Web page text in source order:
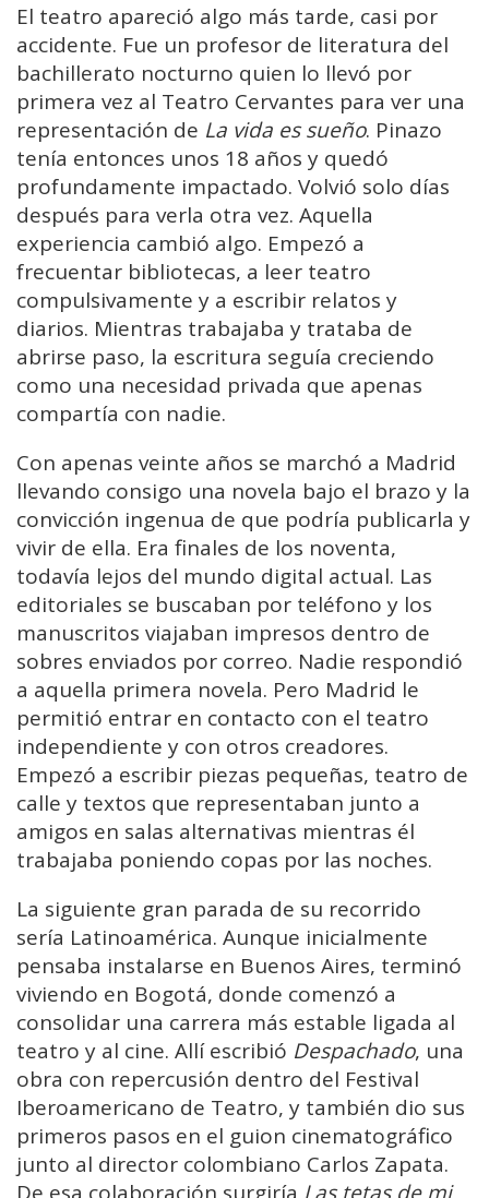
El teatro apareció algo más tarde, casi por
accidente. Fue un profesor de literatura del
bachillerato nocturno quien lo llevó por
primera vez al Teatro Cervantes para ver una
representación de La vida es sueño. Pinazo
tenía entonces unos 18 años y quedó
profundamente impactado. Volvió solo días
después para verla otra vez. Aquella
experiencia cambió algo. Empezó a
frecuentar bibliotecas, a leer teatro
compulsivamente y a escribir relatos y
diarios. Mientras trabajaba y trataba de
abrirse paso, la escritura seguía creciendo
como una necesidad privada que apenas
compartía con nadie.
Con apenas veinte años se marchó a Madrid
llevando consigo una novela bajo el brazo y la
convicción ingenua de que podría publicarla y
vivir de ella. Era finales de los noventa,
todavía lejos del mundo digital actual. Las
editoriales se buscaban por teléfono y los
manuscritos viajaban impresos dentro de
sobres enviados por correo. Nadie respondió
a aquella primera novela. Pero Madrid le
permitió entrar en contacto con el teatro
independiente y con otros creadores.
Empezó a escribir piezas pequeñas, teatro de
calle y textos que representaban junto a
amigos en salas alternativas mientras él
trabajaba poniendo copas por las noches.
La siguiente gran parada de su recorrido
sería Latinoamérica. Aunque inicialmente
pensaba instalarse en Buenos Aires, terminó
viviendo en Bogotá, donde comenzó a
consolidar una carrera más estable ligada al
teatro y al cine. Allí escribió Despachado, una
obra con repercusión dentro del Festival
Iberoamericano de Teatro, y también dio sus
primeros pasos en el guion cinematográfico
junto al director colombiano Carlos Zapata.
De esa colaboración surgiría Las tetas de mi